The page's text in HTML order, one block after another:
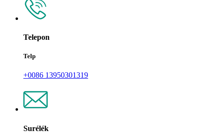
Telepon
Telp
+0086 13950301319
Surélék